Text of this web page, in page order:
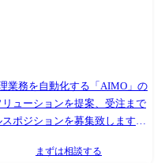
業務を自動化する「AIMO」の
ューションを提案、受注まで
ポジションを募集致します。
ゼンテーション ・顧客の課題
案 ・顧客との折衝 ・契約交
まずは相談する